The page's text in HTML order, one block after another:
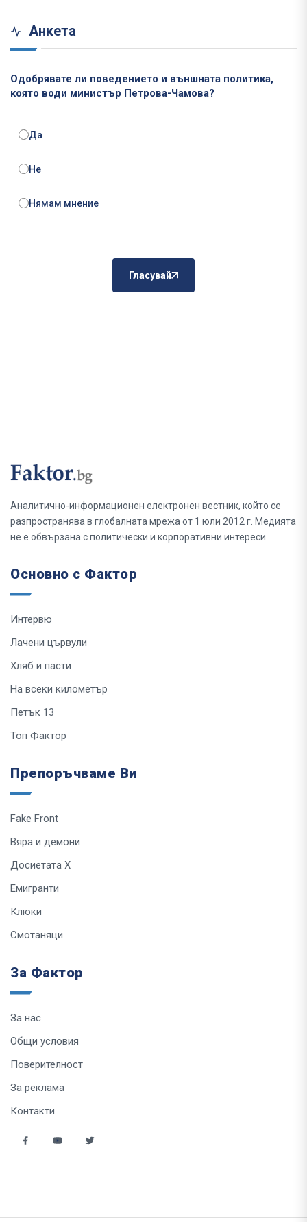
Анкета
Одобрявате ли поведението и външната политика,
която води министър Петрова-Чамова?
Да
Не
Нямам мнение
Гласувай
Аналитично-информационен електронен вестник, който се
разпространява в глобалната мрежа от 1 юли 2012 г. Медията
не е обвързана с политически и корпоративни интереси.
Основно с Фактор
Интервю
Лачени цървули
Хляб и пасти
На всеки километър
Петък 13
Топ Фактор
Препоръчваме Ви
Fake Front
Вяра и демони
Досиетата Х
Емигранти
Клюки
Смотаняци
За Фактор
За нас
Общи условия
Поверителност
За реклама
Контакти